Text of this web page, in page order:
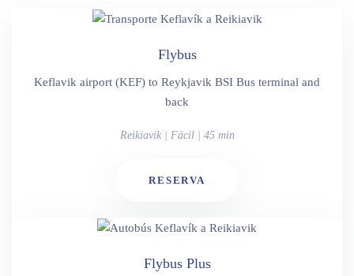
Flybus
Keflavik airport (KEF) to Reykjavik BSI Bus terminal and
back
Reikiavik | Fácil | 45 min
RESERVA
Flybus Plus